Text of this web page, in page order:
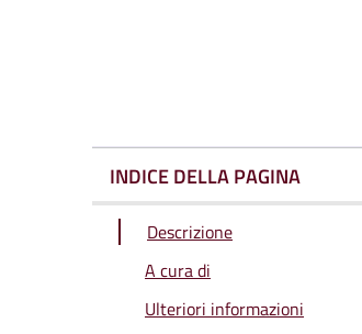
INDICE DELLA PAGINA
Descrizione
A cura di
Ulteriori informazioni